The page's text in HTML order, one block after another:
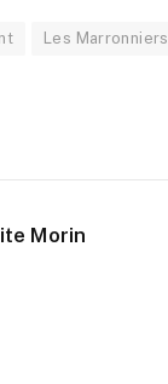
Les Marronniers
Morin